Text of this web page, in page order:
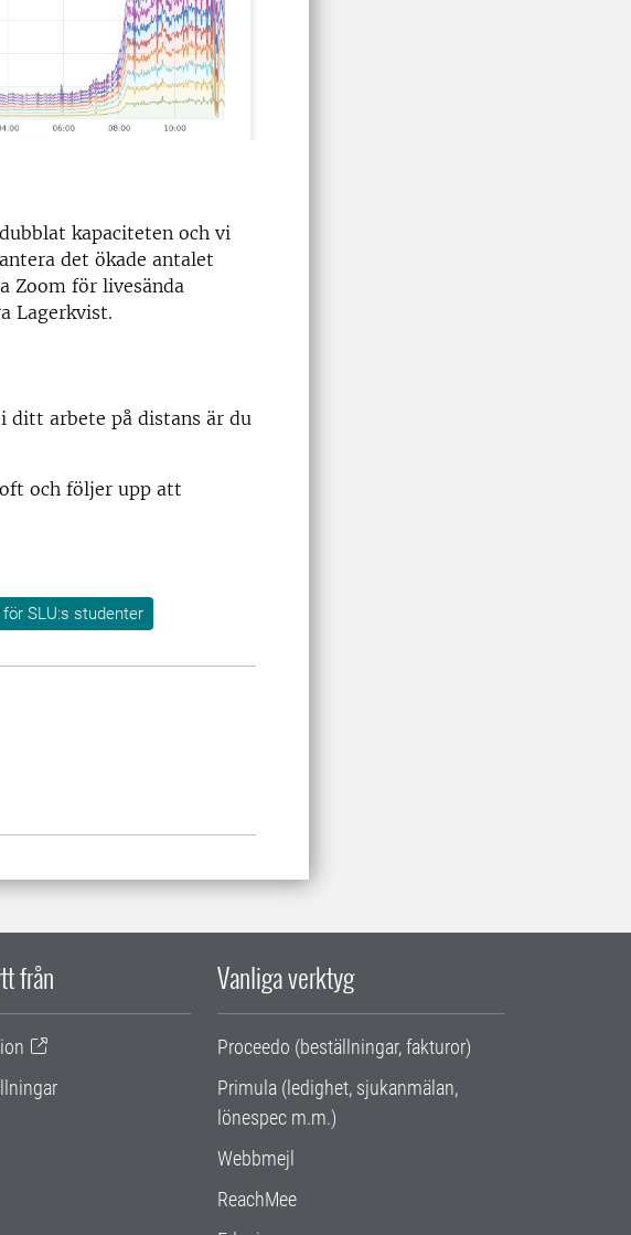
kapaciteten och vi
det ökade antalet
Zoom för livesända
Lagerkvist.
ditt arbete på distans är du
och följer upp att
SLU:s studenter
från Vanliga verktyg
Proceedo (beställningar, fakturor)
Primula (ledighet, sjukanmälan,
lönespec m.m.)
Webbmejl
ReachMee